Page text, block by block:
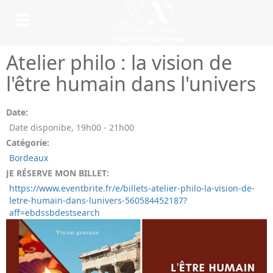
Atelier philo : la vision de
l'être humain dans l'univers
Date:
Date disponibe, 19h00 - 21h00
Catégorie:
Bordeaux
JE RÉSERVE MON BILLET:
https://www.eventbrite.fr/e/billets-atelier-philo-la-vision-de-
letre-humain-dans-lunivers-560584452187?
aff=ebdssbdestsearch